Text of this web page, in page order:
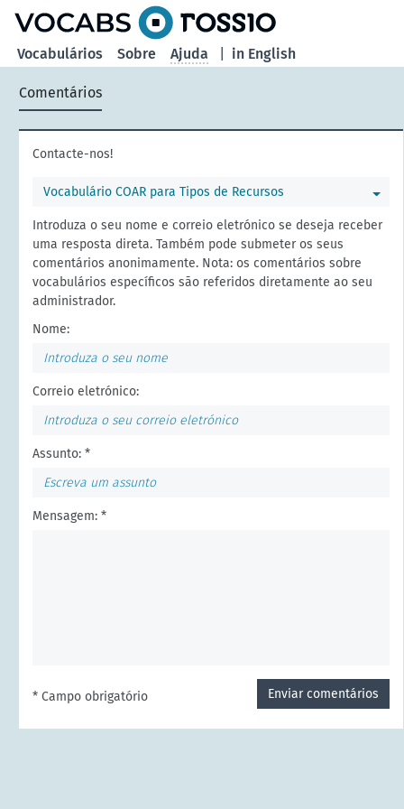
in English
Vocabulários Sobre Ajuda
Comentários
Contacte-nos!
Vocabulário COAR para Tipos de Recursos
Introduza o seu nome e correio eletrónico se deseja receber
uma resposta direta. Também pode submeter os seus
comentários anonimamente. Nota: os comentários sobre
vocabulários específicos são referidos diretamente ao seu
administrador.
Nome:
Correio eletrónico:
Assunto: *
Mensagem: *
Enviar comentários
* Campo obrigatório